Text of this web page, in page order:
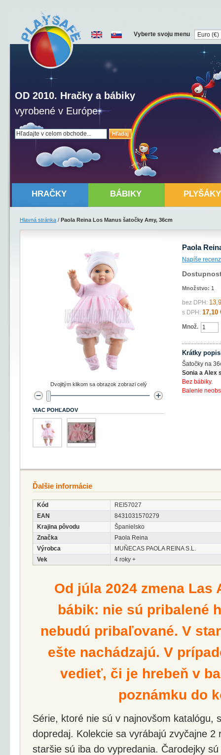
Hľadaj
OD 2010. Hračky a bábiky
vyrobené v Európe.
Vyberte svoju menu
HRAČKY BÁBIKY PLYŠÁKY
Hlavná stránka / Paola Reina Los Manus šatočky Amy, 36cm
Paola
Napíše
Množstvo: 1
bez DPH:
s DPH: 17,10
Množ.
Krátky popis
Šatočky na
Sonia a Alex
Bez bábiky.
Balenie
Dvojitým klikom sa obrazok zobrazi celý
VIAC POHĽADOV
Ďalšie informácie
Kód
REI57027
EAN
8431031570279
Krajina pôvodu
Španielsko
Značka
Paola Reina
Výrobca
MUÑECAS PAOLA REINA S.L.
Vek
4 roky +
Od júla 2024 zmena Las
bábik: nie sú pribalené
nebudú pribaľované. V
ešte nachádzajú. V
vedieť, či je hrebeň v
poznámku do
Série, ktoré nie sú v najnovšom katalógu,
dopredaj. Kolekcie sa vyrábajú zvyčajne 2
staršie sú iba do vypredania. Čarodejky